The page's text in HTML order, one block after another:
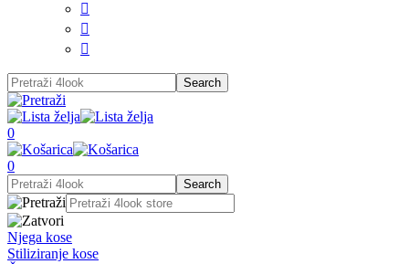



0
0
Njega kose
Stiliziranje kose